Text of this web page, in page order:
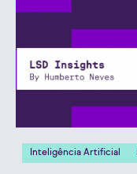
Inteligência Artificial